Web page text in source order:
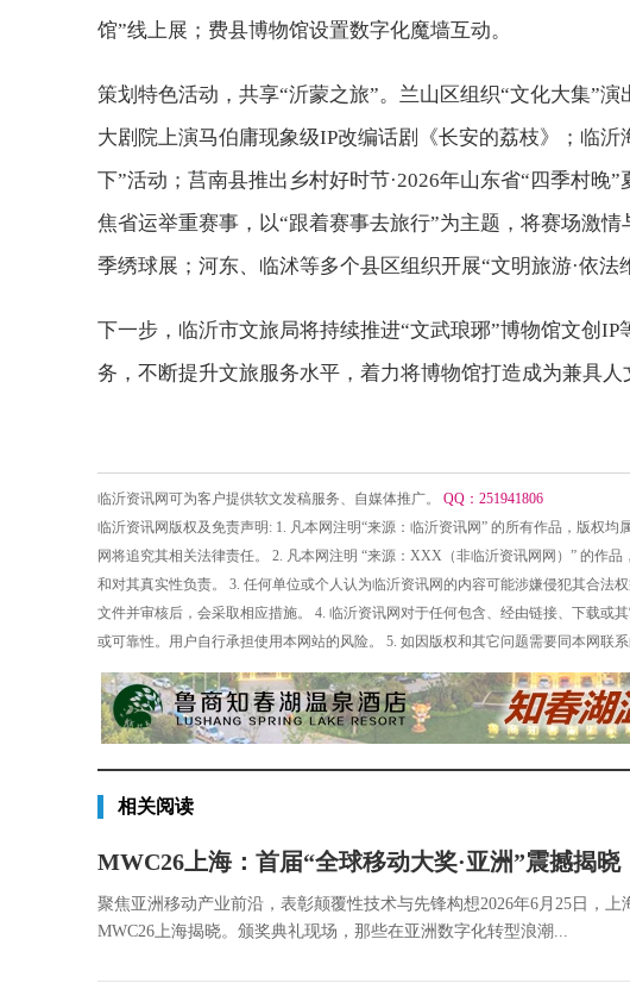
馆”线上展；费县博物馆设置数字化魔墙互动。
策划特色活动，共享“沂蒙之旅”。兰山区组织“文化大集”
大剧院上演马伯庸现象级IP改编话剧《长安的荔枝》；临
下”活动；莒南县推出乡村好时节·2026年山东省“四季村晚
焦省运举重赛事，以“跟着赛事去旅行”为主题，将赛场激
季绣球展；河东、临沭等多个县区组织开展“文明旅游·依法
下一步，临沂市文旅局将持续推进“文武琅琊”博物馆文创
务，不断提升文旅服务水平，着力将博物馆打造成为兼具人
临沂资讯网可为客户提供软文发稿服务、自媒体推广。 QQ：251941806
临沂资讯网版权及免责声明: 1. 凡本网注明“来源：临沂资讯网” 的所有作品，版权
网将追究其相关法律责任。 2. 凡本网注明 “来源：XXX（非临沂资讯网网）” 的作
和对其真实性负责。 3. 任何单位或个人认为临沂资讯网的内容可能涉嫌侵犯其合法
文件并审核后，会采取相应措施。 4. 临沂资讯网对于任何包含、经由链接、下载或
或可靠性。用户自行承担使用本网站的风险。 5. 如因版权和其它问题需要同本网联系
相关阅读
MWC26上海：首届“全球移动大奖·亚洲”震撼揭晓
聚焦亚洲移动产业前沿，表彰颠覆性技术与先锋构想2026年6月25日，
MWC26上海揭晓。颁奖典礼现场，那些在亚洲数字化转型浪潮...